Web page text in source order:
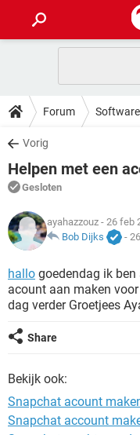
INSTAGRAM
NETFLIX
GRATIS
TIKTOK
HOW-TO
VIDEOBELLEN
NETFLIX
GRATIS
TIKTOK
DOWNLOADS
VIDEOBELLEN
INSTAGRAM
NETFLIX
GRATIS
TIKTOK
FORUM
VIDEOBELLEN
INSTAGRAM
GRATIS
ARTIKELEN
VIDEOBELLEN
INSTAGRAM
NETFLIX
GRATIS
Forum Software
Vorig
Helpen met een
Gesloten
ayahazzouz - 26 feb
Bob Dijks
-
hallo goedendag ik
acount aan maken
dag verder Groetjees
Share
Bekijk ook:
Snapchat acount
Snapchat account